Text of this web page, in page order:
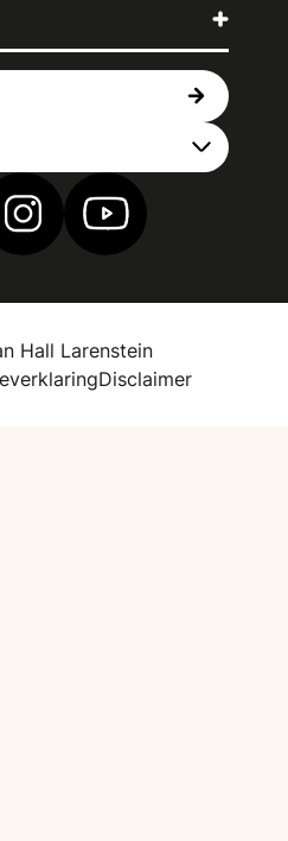
op Facebook
Vind ons op Instagram
Vind ons op
Hall Larenstein
Disclaimer